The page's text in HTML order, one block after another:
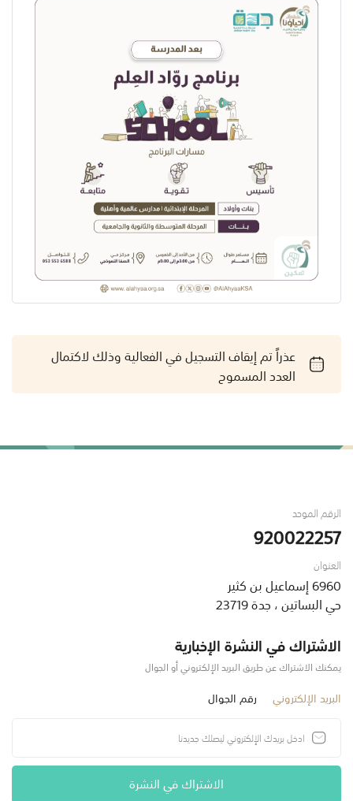
عذراً تم إيقاف التسجيل في الفعالية وذلك لاكتمال
العدد المسموح
الرقم الموحد
920022257
العنوان
6960 إسماعيل بن كثير
حي البساتين ، جدة 23719
الاشتراك في النشرة الإخبارية
يمكنك الاشتراك عن طريق البريد الإلكتروني أو الجوال
البريد الإلكتروني رقم الجوال
الاشتراك في النشرة